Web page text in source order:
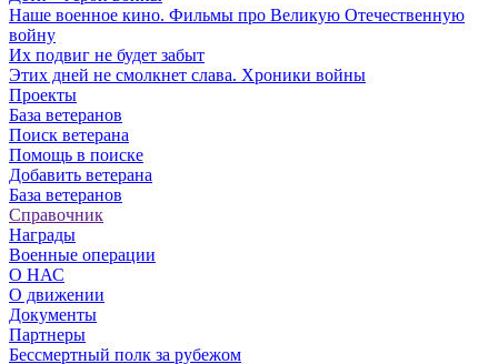
Наше военное кино. Фильмы про Великую Отечественную
войну
Их подвиг не будет забыт
Этих дней не смолкнет слава. Хроники войны
Проекты
База ветеранов
Поиск ветерана
Помощь в поиске
Добавить ветерана
База ветеранов
Справочник
Награды
Военные операции
О НАС
О движении
Документы
Партнеры
Бессмертный полк за рубежом